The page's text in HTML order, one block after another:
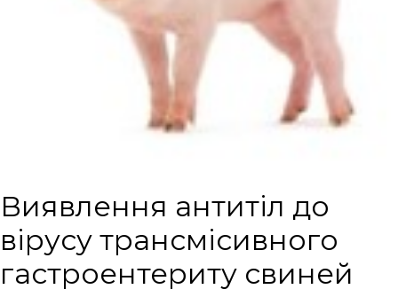
Виявлення антитіл до
вірусу трансмісивного
гастроентериту свиней